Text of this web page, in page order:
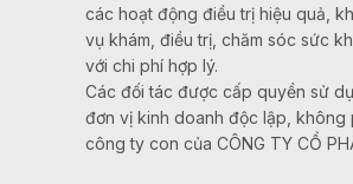
các hoạt động điều trị hiệu quả,
vụ khám, điều trị, chăm sóc sức
với chi phí hợp lý.
Các đối tác được cấp quyền sử
đơn vị kinh doanh độc lập, không
công ty con của CÔNG TY CỔ